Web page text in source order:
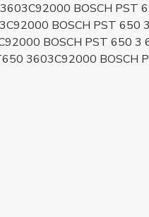
BOSCH PST
BOSCH PST 650
BOSCH PST 650 3
3603C92000 BOSCH